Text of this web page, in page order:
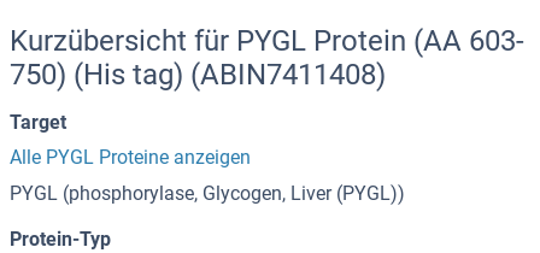
Kurzübersicht für PYGL Protein (AA 603-
750) (His tag) (ABIN7411408)
Target
Alle PYGL Proteine anzeigen
PYGL (phosphorylase, Glycogen, Liver (PYGL))
Protein-Typ